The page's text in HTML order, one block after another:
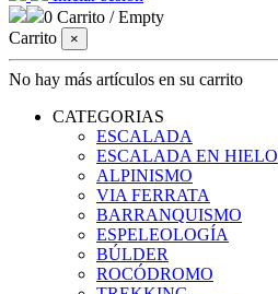
0 Carrito /Empty
Carrito
×
No hay más artículos en su carrito
CATEGORIAS
ESCALADA
ESCALADA EN HIELO
ALPINISMO
VIA FERRATA
BARRANQUISMO
ESPELEOLOGÍA
BÚLDER
ROCÓDROMO